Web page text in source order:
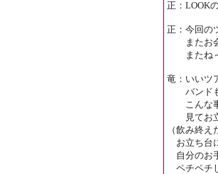
正：LOOK
正：今回の
またお会
またね～
竜：いいツ
バンドも
こんな事
見てお立
（飲み終
お立ち台
自分のお
ペチペチ